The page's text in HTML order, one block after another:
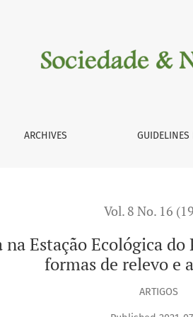
do Panga: relações entre o
ARCHIVES GUIDELINES
Vol. 8 No. 16
Estação Ecológica
formas de relevo e
ARTIGOS